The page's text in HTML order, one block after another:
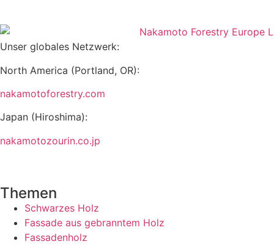
Unser globales Netzwerk:
North America (Portland, OR):
nakamotoforestry.com
Japan (Hiroshima):
nakamotozourin.co.jp
Themen
Schwarzes Holz
Fassade aus gebranntem Holz
Fassadenholz